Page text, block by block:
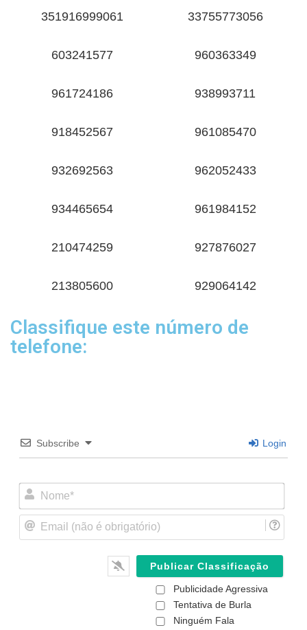
351916999061 33755773056
603241577 960363349
961724186 938993711
918452567 961085470
932692563 962052433
934465654 961984152
210474259 927876027
213805600 929064142
Classifique este número de
telefone:
Subscribe Login
N
m
Publicidade Agressiva
Tentativa de Burla
Ninguém Fala